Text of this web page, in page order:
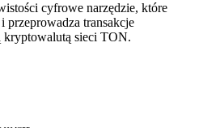
cyfrowe narzędzie, które
przeprowadza transakcje
sieci TON.